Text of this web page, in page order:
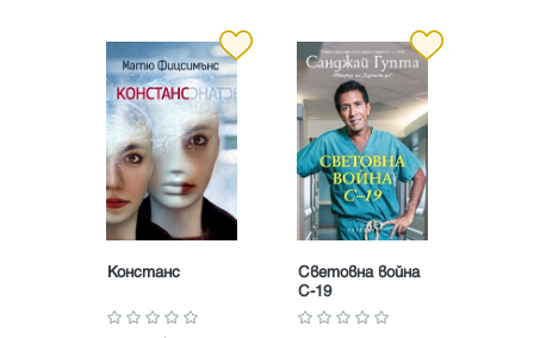
Констанс
Световна война
С-19